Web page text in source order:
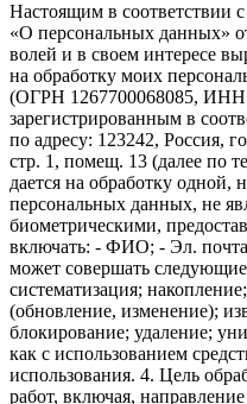
Настоящим в
«О персональных данных»
волей и в своем интересе
на обработку моих
(ОГРН 1267700068085, ИНН
зарегистрированным в
по адресу: 123242, Россия,
стр. 1, помещ. 13 (далее по
дается на обработку одной,
персональных данных, не
биометрическими,
включать: - ФИО; - Эл.
может совершать следующие
систематизация;
(обновление, изменение);
блокирование; удаление;
как с использованием
использования. 4. Цель
работ, включая,